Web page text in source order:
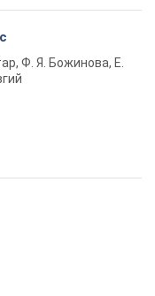
Ф. Я. Божинова, Е.